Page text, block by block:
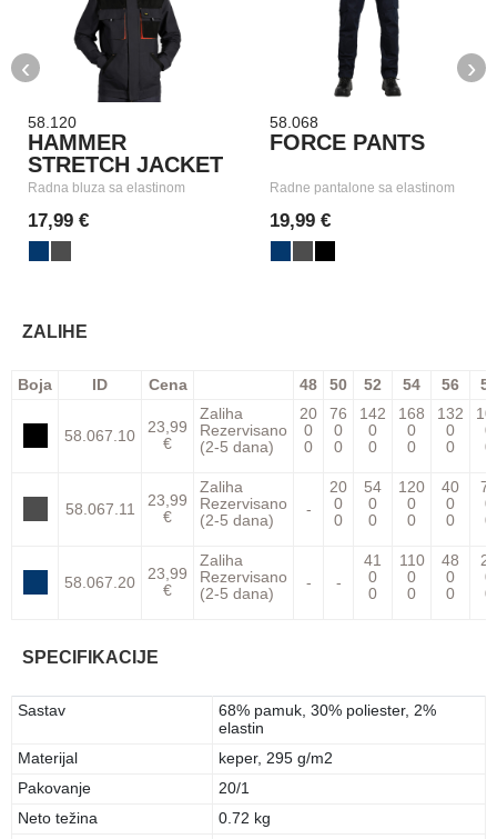
58.120
HAMMER
STRETCH JACKET
Radna bluza sa elastinom
17,99 €
58.068
FORCE PANTS
Radne pantalone sa elastinom
19,99 €
‹ ›
ZALIHE
Boja ID Cena 48 50 52 54 56 58
58.067.10
23,99
€
Zaliha
Rezervisano
(2-5 dana)
20
0
0
76
0
0
142
0
0
168
0
0
132
0
0
0
0
58.067.11
23,99
€
Zaliha
Rezervisano
(2-5 dana)
-
20
0
0
54
0
0
120
0
0
40
0
0
70
0
0
58.067.20
23,99
€
Zaliha
Rezervisano
(2-5 dana)
- -
41
0
0
110
0
0
48
0
0
23
0
0
SPECIFIKACIJE
Sastav
68% pamuk, 30% poliester, 2%
elastin
Materijal
keper, 295 g/m2
Pakovanje
20/1
Neto težina
0.72 kg